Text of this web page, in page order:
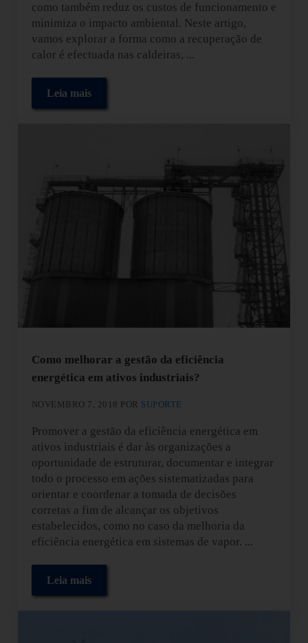
como também reduz os custos de funcionamento e
minimiza o impacto ambiental. Neste artigo,
vamos explorar a forma como a recuperação de
calor é efectuada nas caldeiras, ...
Leia maisRecuperação de calor em caldeiras: a chave para a
Como melhorar a gestão da eficiência
energética em ativos industriais?
NOVEMBRO 7, 2018 POR SUPORTE
Promover a gestão da eficiência energética em
ativos industriais é dar às organizações a
oportunidade de estruturar, documentar e integrar
todo o processo em ações sistematizadas para
orientar e coordenar a tomada de decisões
corretas a fim de alcançar os objetivos
estabelecidos, como no caso da melhoria da
eficiência energética em sistemas de vapor. ...
Leia maisComo melhorar a gestão da eficiência energética